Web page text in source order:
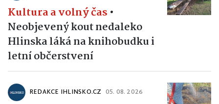
Kultura a volný čas •
Neobjevený kout nedaleko
Hlinska láká na knihobudku i
letní občerstvení
REDAKCE IHLINSKO.CZ 05. 08. 2026